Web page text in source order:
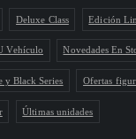
Deluxe Class Edición
Vehículo Novedades En
y Black Series Ofertas
Últimas unidades